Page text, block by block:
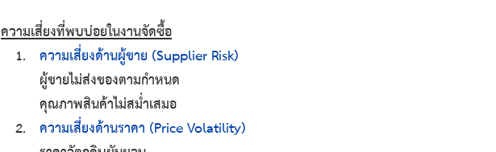
ความเสี่ยงที่พบบ่อยในงานจัดซื้อ
ความเสี่ยงด้านผู้ขาย (Supplier Risk)
ผู้ขายไม่ส่งของตามกำหนด
คุณภาพสินค้าไม่สม่ำเสมอ
ความเสี่ยงด้านราคา (Price Volatility)